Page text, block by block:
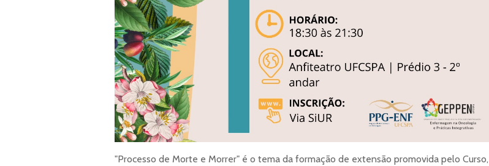
"Processo de Morte e Morrer" é o tema da formação de extensão promovida pelo Curso,